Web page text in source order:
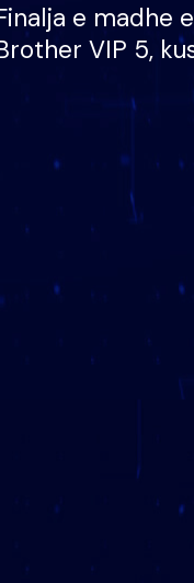
e madhe
VIP 5,
banori i parë që
dhe humb
të fituar çmimin